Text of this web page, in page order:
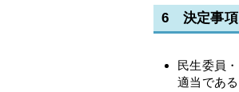
6 決定事項
民生委員
適当であ